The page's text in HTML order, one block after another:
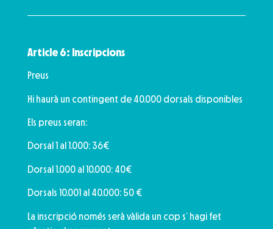
Article 6: Inscripcions
Preus
Hi haurà un contingent de 40.000 dorsals disponibles
Els preus seran:
Dorsal 1 al 1.000: 36€
Dorsal 1.000 al 10.000: 40€
Dorsals 10.001 al 40.000: 50 €
La inscripció només serà vàlida un cop s’ hagi fet